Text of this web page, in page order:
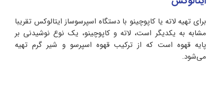
برای تهیه لاته یا کاپوچینو با دستگاه اسپرسوساز ایتالوکس تقریبا
مشابه به یکدیگر است، لاته و کاپوچینو، یک نوع نوشیدنی بر
پایه قهوه است که از ترکیب قهوه اسپرسو و شیر گرم تهیه
می‌شود.